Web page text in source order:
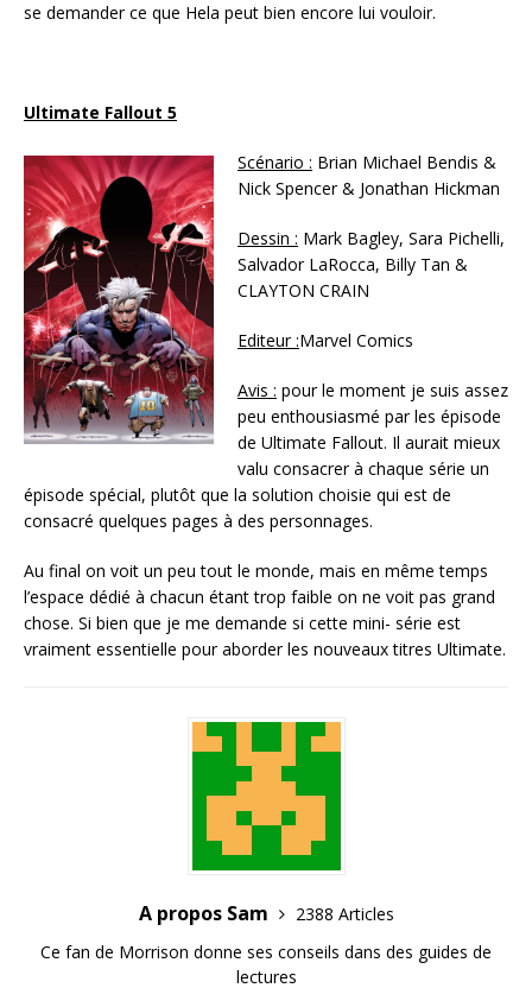
se demander ce que Hela peut bien encore lui vouloir.
Ultimate Fallout 5
Scénario : Brian Michael Bendis &
Nick Spencer & Jonathan Hickman
Dessin : Mark Bagley, Sara Pichelli,
Salvador LaRocca, Billy Tan &
CLAYTON CRAIN
Editeur :Marvel Comics
Avis : pour le moment je suis assez
peu enthousiasmé par les épisode
de Ultimate Fallout. Il aurait mieux
valu consacrer à chaque série un
épisode spécial, plutôt que la solution choisie qui est de
consacré quelques pages à des personnages.
Au final on voit un peu tout le monde, mais en même temps
l’espace dédié à chacun étant trop faible on ne voit pas grand
chose. Si bien que je me demande si cette mini- série est
vraiment essentielle pour aborder les nouveaux titres Ultimate.
A propos Sam
2388 Articles
Ce fan de Morrison donne ses conseils dans des guides de
lectures